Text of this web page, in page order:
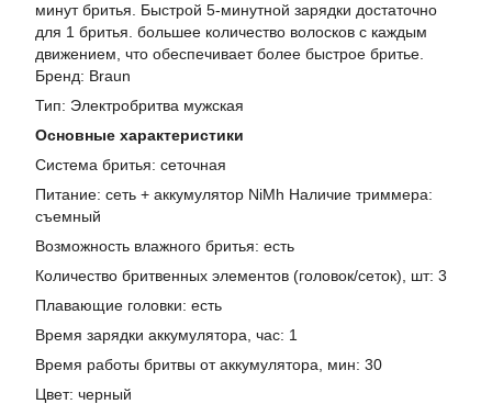
минут бритья. Быстрой 5-минутной зарядки достаточно
для 1 бритья. большее количество волосков с каждым
движением, что обеспечивает более быстрое бритье.
Бренд: Braun
Тип: Электробритва мужская
Основные характеристики
Система бритья: сеточная
Питание: сеть + аккумулятор NiMh Наличие триммера:
съемный
Возможность влажного бритья: есть
Количество бритвенных элементов (головок/сеток), шт: 3
Плавающие головки: есть
Время зарядки аккумулятора, час: 1
Время работы бритвы от аккумулятора, мин: 30
Цвет: черный